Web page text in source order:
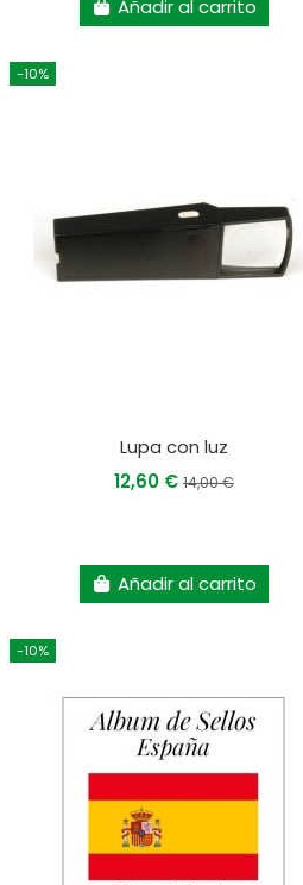
Añadir al carrito
-10%
Lupa con luz
12,60 € 14,00 €
Añadir al carrito
-10%